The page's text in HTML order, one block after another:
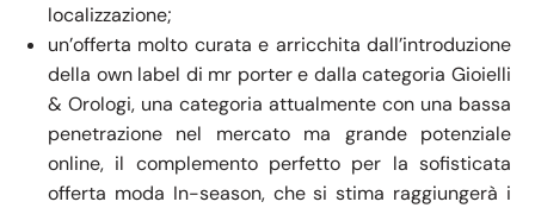
localizzazione;
un’offerta molto curata e arricchita dall’introduzione
della own label di mr porter e dalla categoria Gioielli
& Orologi, una categoria attualmente con una bassa
penetrazione nel mercato ma grande potenziale
online, il complemento perfetto per la sofisticata
offerta moda In-season, che si stima raggiungerà i